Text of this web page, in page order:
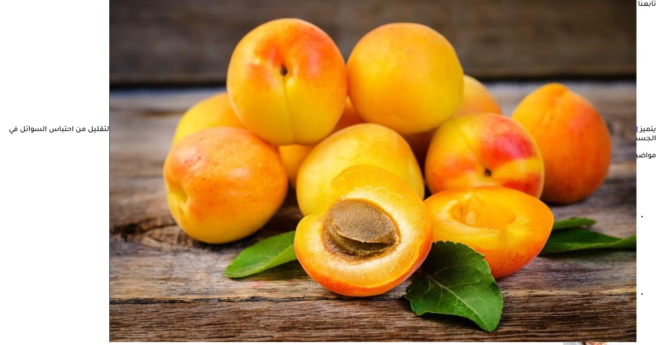
تابعنا على
يتميزالمشمش بأنه من أكثر الفواكه المفيدة لمرضى الضغط المرتفع وذلك لغناه بمعدن البوتاسيومالمفيد لصحة القلب والشرايين، والذي يساهم في علاج ارتفاع الضغط والتقليل من احتباس السوائل في
الجسم.
مواضيع ذات صلة
أفضل علاج طبيعي لارتفاع ضغط الدم- اتبع هذا النظام الغذائي
علاج ارتفاع ضغط الدم بالأكل- 6 أطعمة قد تغنيك عن الأدوية